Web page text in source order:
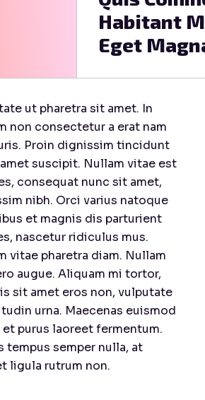
Habitant
Eget
ut pharetra sit amet. In
non consectetur a erat nam
Proin dignissim tincidunt
suscipit. Nullam vitae est
consequat nunc sit amet,
nibh. Orci varius natoque
et magnis dis parturient
nascetur ridiculus mus.
vitae pharetra diam. Nullam
augue. Aliquam mi tortor,
sit amet eros non, vulputate
urna. Maecenas euismod
purus laoreet fermentum.
tempus semper nulla, at
ligula rutrum non.